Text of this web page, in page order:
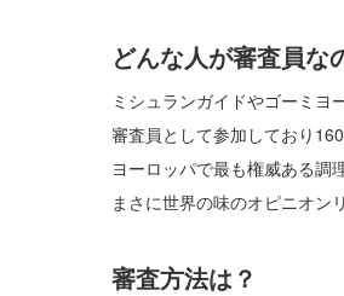
どんな人が審査員な
ミシュランガイドやゴーミヨ
審査員として参加しており
ヨーロッパで最も権威ある調
まさに世界の味のオピニオン
審査方法は？